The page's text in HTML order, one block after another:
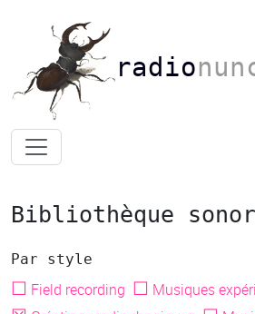
radio
Bibliothèque
Par style
☐ Field recording ☐ Musiques